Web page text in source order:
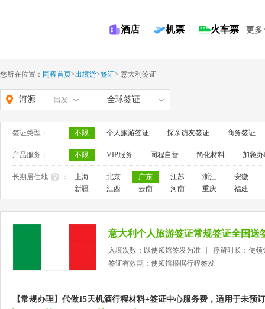
酒店 机票 火车票 更多
您所在位置： 同程首页>出境游>签证> 意大利签证
河源 出发 全球签证
签证类型： 不限 个人旅游签证 探亲访友签证 商务签证
产品服务： 不限 VIP服务 同程自营 简化材料 加急
长期居住地 ： 上海 北京 广东 江苏 浙江
安徽
新疆
江西 云南 河南 重庆 福建
意大利个人旅游签证常规签证全国送
入境次数：以使领馆签发为准
停留时长：使领
签证有效期：使领馆根据行程签发
【常规办理】代做15天机酒行程材料+签证中心服务费，适用于未预